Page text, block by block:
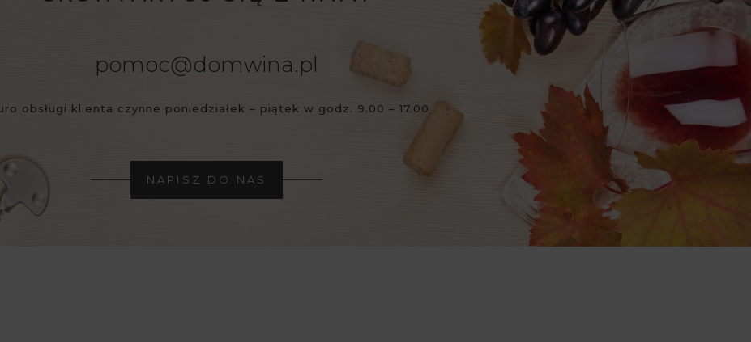
pomoc@domwina.pl
obsługi klienta czynne poniedziałek – piątek w godz. 9.00 – 17.00
NAPISZ DO NAS